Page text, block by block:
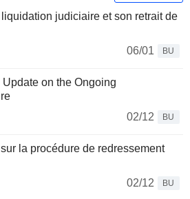
judiciaire et son retrait de
06/01
BU
on the Ongoing
02/12
BU
la procédure de redressement
02/12
BU